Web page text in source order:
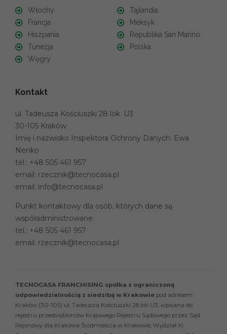
Włochy
Francja
Hiszpania
Tunezja
Węgry
Tajlandia
Meksyk
Republika San Marino
Polska
Kontakt
ul. Tadeusza Kościuszki 28 lok. U3
30-105 Kraków
Imię i nazwisko Inspektora Ochrony Danych: Ewa
Nenko
tel.: +48 505 461 957
email: rzecznik@tecnocasa.pl
email: info@tecnocasa.pl
Punkt kontaktowy dla osób, których dane są
współadministrowane:
tel.: +48 505 461 957
email: rzecznik@tecnocasa.pl
TECNOCASA FRANCHISING spółka z ograniczoną
odpowiedzialnością z siedzibą w Krakowie pod adresem:
Kraków (30-105) ul. Tadeusza Kościuszki 28 lok U3, wpisana do
rejestru przedsiębiorców Krajowego Rejestru Sądowego przez Sąd
Rejonowy dla Krakowa Śródmieścia w Krakowie, Wydział XI